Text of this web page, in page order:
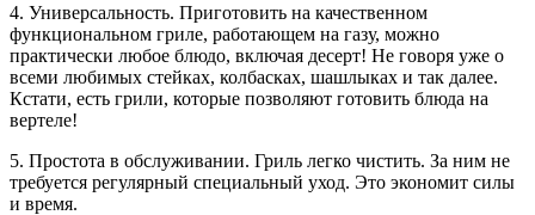
4. Универсальность. Приготовить на качественном
функциональном гриле, работающем на газу, можно
практически любое блюдо, включая десерт! Не говоря уже о
всеми любимых стейках, колбасках, шашлыках и так далее.
Кстати, есть грили, которые позволяют готовить блюда на
вертеле!
5. Простота в обслуживании. Гриль легко чистить. За ним не
требуется регулярный специальный уход. Это экономит силы
и время.